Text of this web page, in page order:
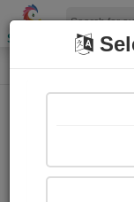
Shopizen
Home Photographs